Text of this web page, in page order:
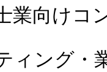
業向けコ
ィング・